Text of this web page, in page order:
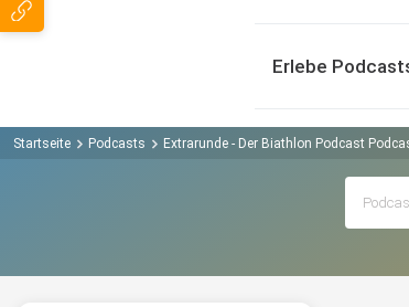
Erlebe
Startseite Podcasts Extrarunde - Der Biathlon Podcast